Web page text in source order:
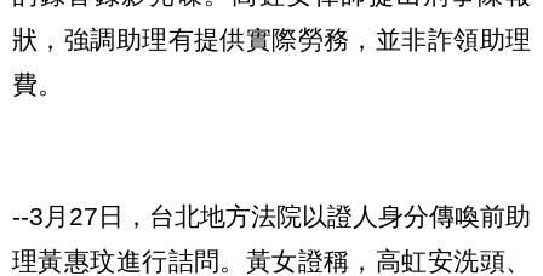
狀，強調助理有提供實際勞務，並非詐領助理
費。
--3月27日，台北地方法院以證人身分傳喚前助
理黃惠玟進行詰問。黃女證稱，高虹安洗頭、